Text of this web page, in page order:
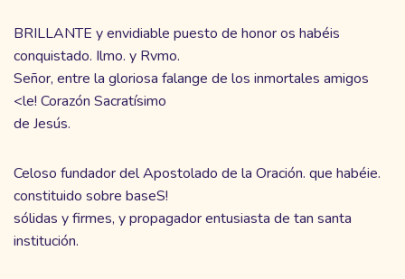
BRILLANTE y envidiable puesto de honor os habéis
conquistado. Ilmo. y Rvmo.
Señor, entre la gloriosa falange de los inmortales amigos
<le! Corazón Sacratísimo
de Jesús.
Celoso fundador del Apostolado de la Oración. que habéie.
constituido sobre baseS!
sólidas y firmes, y propagador entusiasta de tan santa
institución.